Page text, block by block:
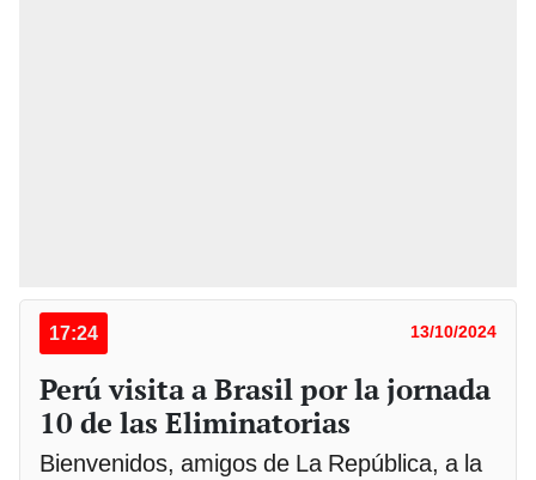
17:24 13/10/2024
Perú visita a Brasil por la jornada
10 de las Eliminatorias
Bienvenidos, amigos de La República, a la